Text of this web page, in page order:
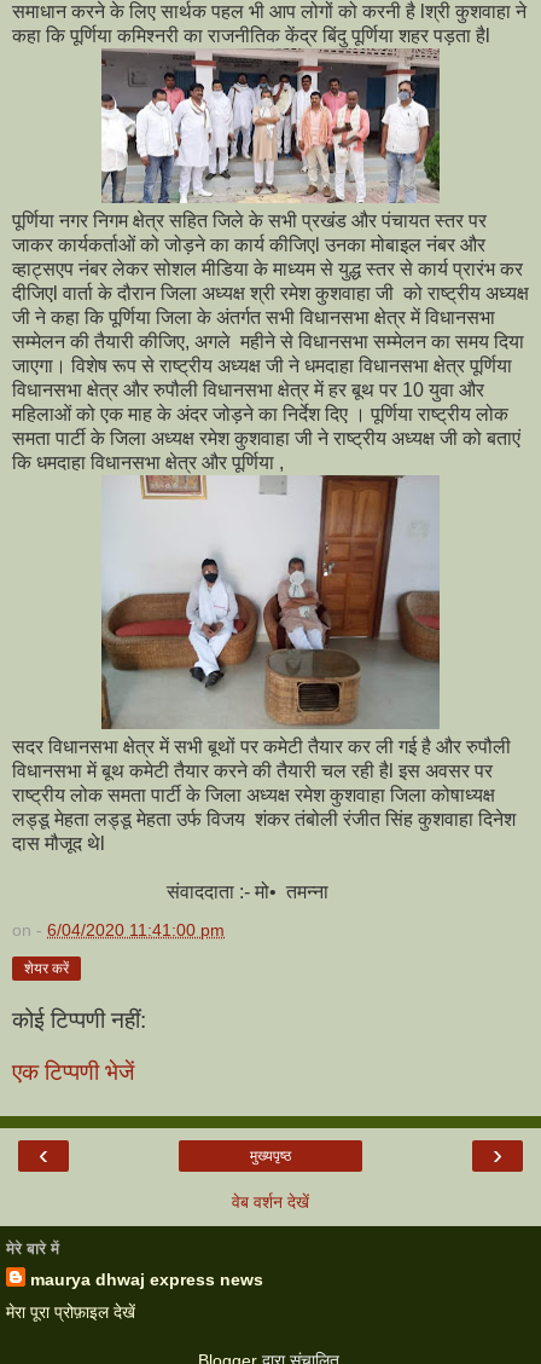
समाधान करने के लिए सार्थक पहल भी आप लोगों को करनी है lश्री कुशवाहा ने
कहा कि पूर्णिया कमिश्नरी का राजनीतिक केंद्र बिंदु पूर्णिया शहर पड़ता हैl
पूर्णिया नगर निगम क्षेत्र सहित जिले के सभी प्रखंड और पंचायत स्तर पर
जाकर कार्यकर्ताओं को जोड़ने का कार्य कीजिएl उनका मोबाइल नंबर और
व्हाट्सएप नंबर लेकर सोशल मीडिया के माध्यम से युद्ध स्तर से कार्य प्रारंभ कर
दीजिएl वार्ता के दौरान जिला अध्यक्ष श्री रमेश कुशवाहा जी को राष्ट्रीय अध्यक्ष
जी ने कहा कि पूर्णिया जिला के अंतर्गत सभी विधानसभा क्षेत्र में विधानसभा
सम्मेलन की तैयारी कीजिए, अगले महीने से विधानसभा सम्मेलन का समय दिया
जाएगा। विशेष रूप से राष्ट्रीय अध्यक्ष जी ने धमदाहा विधानसभा क्षेत्र पूर्णिया
विधानसभा क्षेत्र और रुपौली विधानसभा क्षेत्र में हर बूथ पर 10 युवा और
महिलाओं को एक माह के अंदर जोड़ने का निर्देश दिए । पूर्णिया राष्ट्रीय लोक
समता पार्टी के जिला अध्यक्ष रमेश कुशवाहा जी ने राष्ट्रीय अध्यक्ष जी को बताएं
कि धमदाहा विधानसभा क्षेत्र और पूर्णिया ,
सदर विधानसभा क्षेत्र में सभी बूथों पर कमेटी तैयार कर ली गई है और रुपौली
विधानसभा में बूथ कमेटी तैयार करने की तैयारी चल रही हैl इस अवसर पर
राष्ट्रीय लोक समता पार्टी के जिला अध्यक्ष रमेश कुशवाहा जिला कोषाध्यक्ष
लड्डू मेहता लड्डू मेहता उर्फ विजय शंकर तंबोली रंजीत सिंह कुशवाहा दिनेश
दास मौजूद थेl
संवाददाता :- मो• तमन्ना
on - 6/04/2020 11:41:00 pm
शेयर करें
कोई टिप्पणी नहीं:
एक टिप्पणी भेजें
‹ ›
मुख्यपृष्ठ
वेब वर्शन देखें
मेरे बारे में
maurya dhwaj express news
मेरा पूरा प्रोफ़ाइल देखें